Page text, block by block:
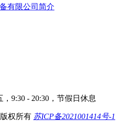
有限公司简介
9:30 - 20:30，节假日休息
权所有 苏ICP备2021001414号-1